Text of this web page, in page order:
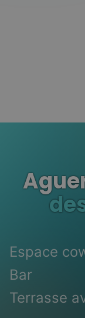
Espace
Bar
Terrasse